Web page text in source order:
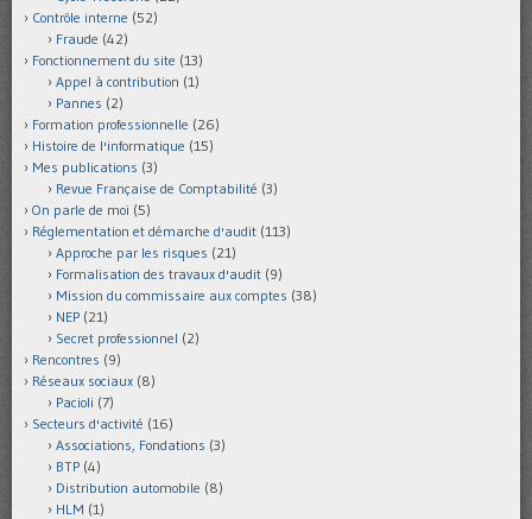
Contrôle interne (52)
Fraude (42)
Fonctionnement du site (13)
Appel à contribution (1)
Pannes (2)
Formation professionnelle (26)
Histoire de l'informatique (15)
Mes publications (3)
Revue Française de Comptabilité (3)
On parle de moi (5)
Réglementation et démarche d'audit (113)
Approche par les risques (21)
Formalisation des travaux d'audit (9)
Mission du commissaire aux comptes (38)
NEP (21)
Secret professionnel (2)
Rencontres (9)
Réseaux sociaux (8)
Pacioli (7)
Secteurs d'activité (16)
Associations, Fondations (3)
BTP (4)
Distribution automobile (8)
HLM (1)